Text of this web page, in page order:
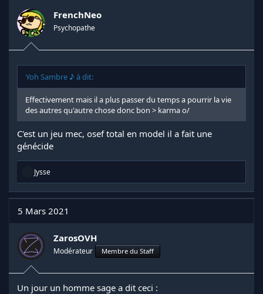
n
s
:
FrenchNeo
Psychopathe
Yoh Sambre ♪ à dit:
Effectivement mais il a plus passer du temps a pourrir la vie
des autres qu'autre chose donc bon > karma o/
C'est un jeu mec, osef total en model il a fait une
génécide
R
a
c
t
i
n
s
:
Jysse
5 Mars 2021
ZarosOVH
Modérateur Membre du Staff
Un jour un homme sage a dit ceci :